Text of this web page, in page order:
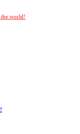
world!